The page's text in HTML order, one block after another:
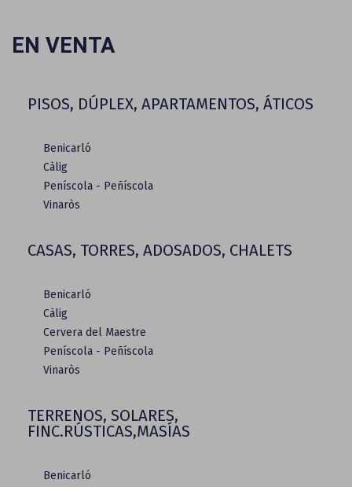
EN VENTA
PISOS, DÚPLEX, APARTAMENTOS, ÁTICOS
Benicarló
Càlig
Peníscola - Peñíscola
Vinaròs
CASAS, TORRES, ADOSADOS, CHALETS
Benicarló
Càlig
Cervera del Maestre
Peníscola - Peñíscola
Vinaròs
TERRENOS, SOLARES,
FINC.RÚSTICAS,MASÍAS
Benicarló